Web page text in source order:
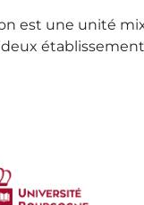
est une unité